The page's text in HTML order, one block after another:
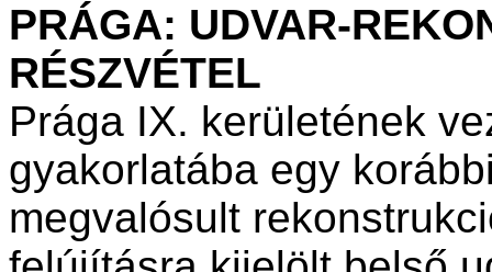
PRÁGA: UDVAR-
RÉSZVÉTEL
Prága IX. kerületének
gyakorlatába egy
megvalósult